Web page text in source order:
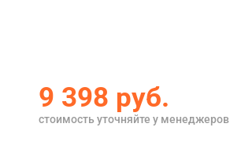
Кредит
О компании
9 398 руб.
стоимость уточняйте у менеджеров